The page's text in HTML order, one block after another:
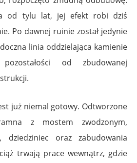
od tylu lat, jej efekt robi dziś
Po dawnej ruinie został jedynie
linia oddzielająca kamienie
pozostałości od zbudowanej
już niemal gotowy. Odtworzone
z mostem zwodzonym,
dziedziniec oraz zabudowania
trwają prace wewnątrz, gdzie